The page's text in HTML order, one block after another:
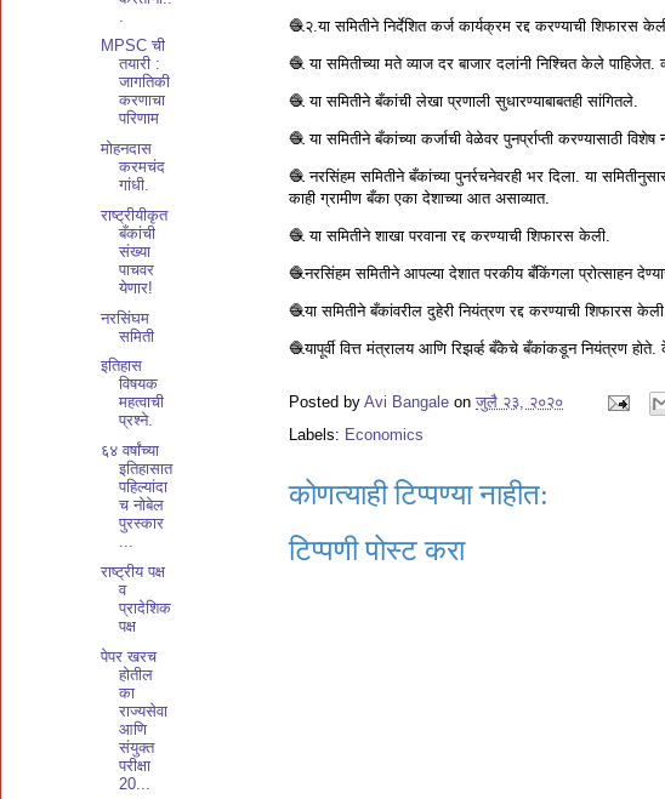
🧶२.या समितीने निर्देशित कर्ज कार्यक्रम रद्द करण्याची शिफारस
🧶 या समितीच्या मते व्याज दर बाजार दलांनी निश्चित केले पाहिजेत.
🧶 या समितीने बँकांची लेखा प्रणाली सुधारण्याबाबतही सांगितले.
🧶 या समितीने बँकांच्या कर्जाची वेळेवर पुनर्प्राप्ती करण्यासाठी
🧶 नरसिंहम समितीने बँकांच्या पुनर्रचनेवरही भर दिला. या
काही ग्रामीण बँका एका देशाच्या आत असाव्यात.
🧶 या समितीने शाखा परवाना रद्द करण्याची शिफारस केली.
🧶नरसिंहम समितीने आपल्या देशात परकीय बँकिंगला प्रोत्साहन
🧶या समितीने बँकांवरील दुहेरी नियंत्रण रद्द करण्याची शिफारस केली.
🧶यापूर्वी वित्त मंत्रालय आणि रिझर्व्ह बँकेचे बँकांकडून नियंत्रण
Posted by Avi Bangale on जुलै २३, २०२०
Labels: Economics
कोणत्याही टिप्पण्‍या नाहीत:
टिप्पणी पोस्ट करा
MPSC ची
तयारी :
जागतिकी
करणाचा
परिणाम
मोहनदास
करमचंद
गांधी.
राष्ट्रीयीकृत
बँकांची
संख्या
पाचवर
येणार!
नरसिंघम
समिती
इतिहास
विषयक
महत्वाची
प्रश्ने.
६४ वर्षांच्या
इतिहासात
पहिल्यांदा
च नोबेल
पुरस्कार
...
राष्ट्रीय पक्ष
व
प्रादेशिक
पक्ष
पेपर खरच
होतील
का
राज्यसेवा
आणि
संयुक्त
परीक्षा
20...